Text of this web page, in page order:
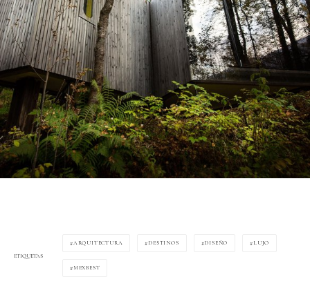
ETIQUETAS
ARQUITECTURA DESTINOS DISEÑO LUJO
MEXBEST